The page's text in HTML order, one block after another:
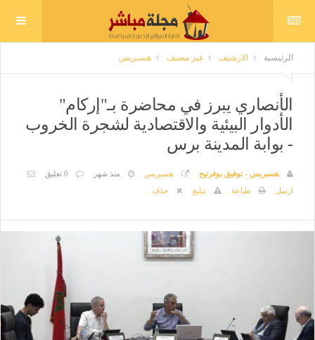
الرئيسية الارشيف غير مصنف هسبريس
الأنصاري يبرز في محاضرة بـ"إركام"
الأدوار البيئية والاقتصادية لشجرة الخروب
- بوابة المدينة برس
هسبريس - توفيق بوفرتيح هسبريس منذ شهر
0 تعليق
ارسل
طباعة تبليغ حذف